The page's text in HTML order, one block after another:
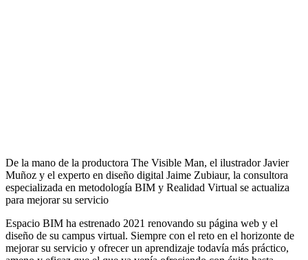
De la mano de la productora The Visible Man, el ilustrador Javier
Muñoz y el experto en diseño digital Jaime Zubiaur, la consultora
especializada en metodología BIM y Realidad Virtual se actualiza
para mejorar su servicio
Espacio BIM ha estrenado 2021 renovando su página web y el
diseño de su campus virtual. Siempre con el reto en el horizonte de
mejorar su servicio y ofrecer un aprendizaje todavía más práctico,